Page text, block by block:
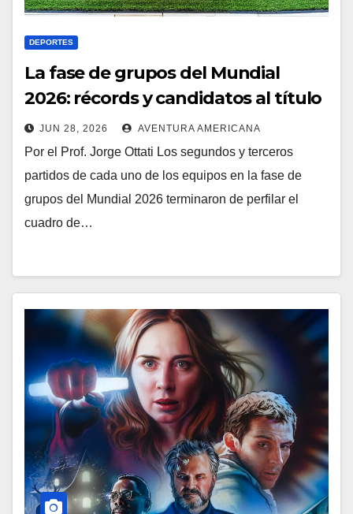
DEPORTES
La fase de grupos del Mundial
2026: récords y candidatos al título
JUN 28, 2026 AVENTURA AMERICANA
Por el Prof. Jorge Ottati Los segundos y terceros
partidos de cada uno de los equipos en la fase de
grupos del Mundial 2026 terminaron de perfilar el
cuadro de…